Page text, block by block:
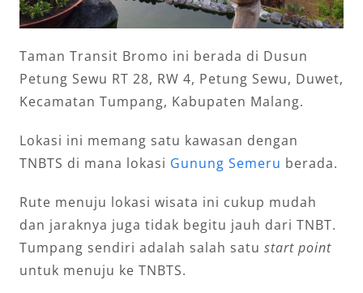
Taman Transit Bromo ini berada di Dusun
Petung Sewu RT 28, RW 4, Petung Sewu, Duwet,
Kecamatan Tumpang, Kabupaten Malang.
Lokasi ini memang satu kawasan dengan
TNBTS di mana lokasi Gunung Semeru berada.
Rute menuju lokasi wisata ini cukup mudah
dan jaraknya juga tidak begitu jauh dari TNBT.
Tumpang sendiri adalah salah satu start point
untuk menuju ke TNBTS.